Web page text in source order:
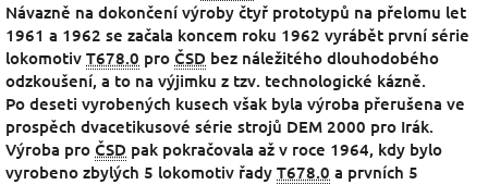
Návazně na dokončení výroby čtyř prototypů na přelomu let
1961 a 1962 se začala koncem roku 1962 vyrábět první série
lokomotiv T678.0 pro ČSD bez náležitého dlouhodobého
odzkoušení, a to na výjimku z tzv. technologické kázně.
Po deseti vyrobených kusech však byla výroba přerušena ve
prospěch dvacetikusové série strojů DEM 2000 pro Irák.
Výroba pro ČSD pak pokračovala až v roce 1964, kdy bylo
vyrobeno zbylých 5 lokomotiv řady T678.0 a prvních 5